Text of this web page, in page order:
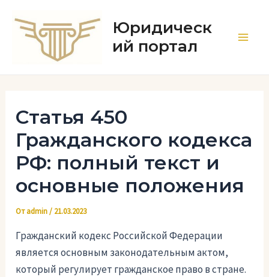
содержимому
Юридическ
ий портал
Статья 450
Гражданского кодекса
РФ: полный текст и
основные положения
Отadmin/ 21.03.2023
Гражданский кодекс Российской Федерации
является основным законодательным актом,
который регулирует гражданское право в стране.